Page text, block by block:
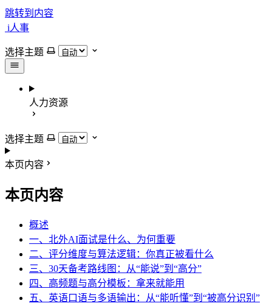
跳转到内容
i人事
选择主题
人力资源
选择主题
本页内容
本页内容
概述
一、北外AI面试是什么、为何重要
二、评分维度与算法逻辑：你真正被看什么
三、30天备考路线图：从“能说”到“高分”
四、高频题与高分模板：拿来就能用
五、英语口语与多语输出：从“能听懂”到“被高分识别”